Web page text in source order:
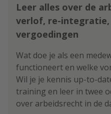
Leer alles over de
verlof, re-integratie,
vergoedingen
Wat doe je als een
functioneert en welke
Wil je je kennis up-to-
training en leer in twee
over arbeidsrecht in de